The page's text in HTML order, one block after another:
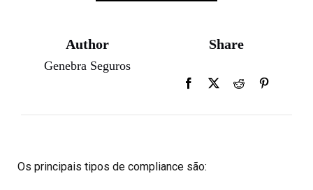
Author
Genebra Seguros
Share
Os principais tipos de compliance são: